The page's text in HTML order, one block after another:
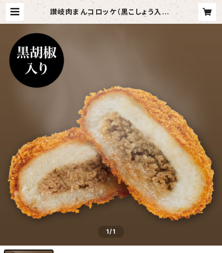
讃岐肉まんコロッケ（黒こしょう入り）
【6個入り】 | 讃岐ご当地グルメ【コロ
1/1